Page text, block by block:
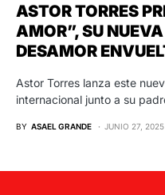
ASTOR TORRES
AMOR”, SU
DESAMOR
Astor Torres lanza este
internacional junto a su
BY ASAEL GRANDE JUNIO 27, 2025